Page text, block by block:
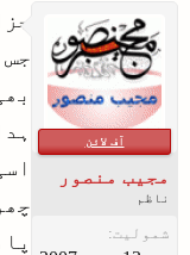
آف لائن
مجیب منصور
ناظم
شمولیت: